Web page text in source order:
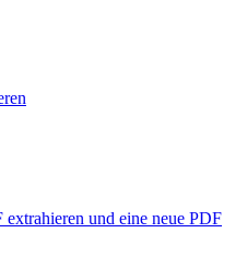
extrahieren und eine neue PDF